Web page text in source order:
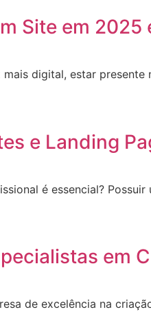
Site em
digital, estar
e Landing
é essencial?
em
de excelência na